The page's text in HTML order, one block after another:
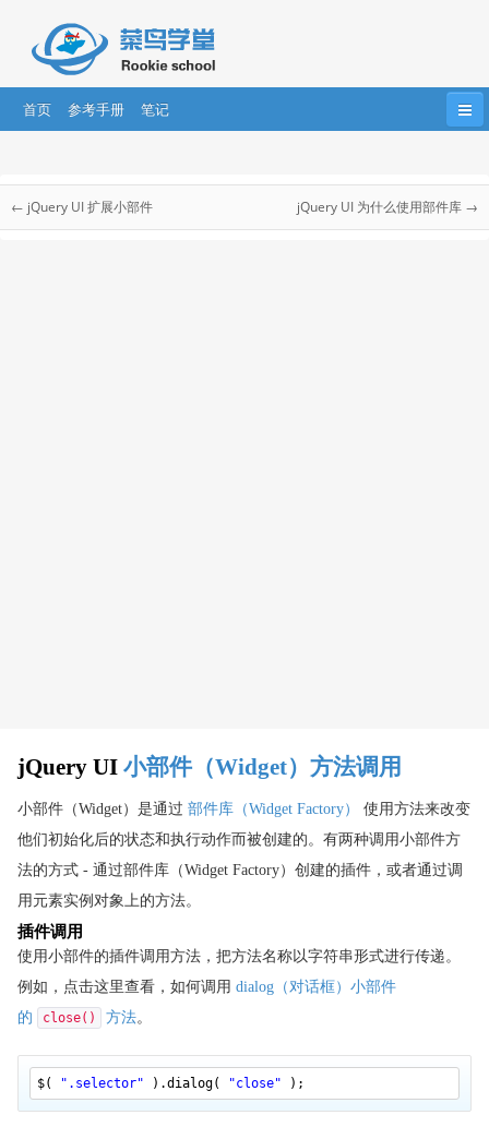
首页 参考手册 笔记
Bootstrap JavaScript HTML DOM jQuery
jQuery UI 教程
jQuery UI 参考手册
jQuery UI API 文档
API 类别 - 特效
API 类别 - 特效核心
API 类别 - 交互
API 类别 - 方法重载
API 类别 - 选择器
API 类别 - UI 核心
API 类别 - 实用工具
← jQuery UI 扩展小部件 jQuery UI 为什么使用部件库 →
jQuery UI 小部件（Widget）方法调用
小部件（Widget）是通过 部件库（Widget Factory）
使用方法来改变
他们初始化后的状态和执行动作而被创建的。有两种调用小部件方
法的方式 - 通过部件库（Widget Factory）创建的插件，或者通过调
用元素实例对象上的方法。
插件调用
使用小部件的插件调用方法，把方法名称以字符串形式进行传递。
例如，点击这里查看，如何调用 dialog（对话框）小部件
的
close() 方法。
$( ".selector" ).dialog( "close" );